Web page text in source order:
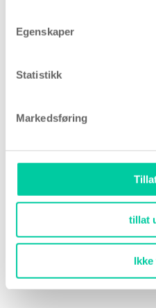
Egenskaper
Statistikk
Markedsføring
tillat
Les mer
Graviditet
siden 1999, hjulpet
gravide gjennom
Les mer